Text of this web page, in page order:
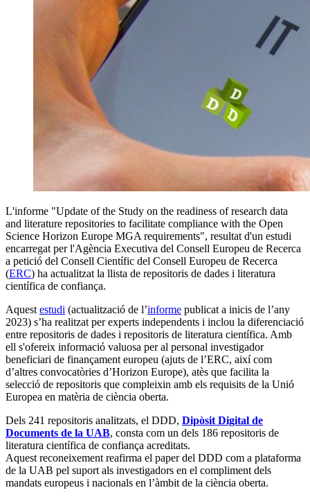
L'informe "Update of the Study on the readiness of research data
and literature repositories to facilitate compliance with the Open
Science Horizon Europe MGA requirements", resultat d'un estudi
encarregat per l'Agència Executiva del Consell Europeu de Recerca
a petició del Consell Científic del Consell Europeu de Recerca
(ERC) ha actualitzat la llista de repositoris de dades i literatura
científica de confiança.
Aquest estudi (actualització de l’informe publicat a inicis de l’any
2023) s’ha realitzat per experts independents i inclou la diferenciació
entre repositoris de dades i repositoris de literatura científica. Amb
ell s'ofereix informació valuosa per al personal investigador
beneficiari de finançament europeu (ajuts de l’ERC, així com
d’altres convocatòries d’Horizon Europe), atès que facilita la
selecció de repositoris que compleixin amb els requisits de la Unió
Europea en matèria de ciència oberta.
Dels 241 repositoris analitzats, el DDD, Dipòsit Digital de
Documents de la UAB, consta com un dels 186 repositoris de
literatura científica de confiança acreditats.
Aquest reconeixement reafirma el paper del DDD com a plataforma
de la UAB pel suport als investigadors en el compliment dels
mandats europeus i nacionals en l’àmbit de la ciència oberta.